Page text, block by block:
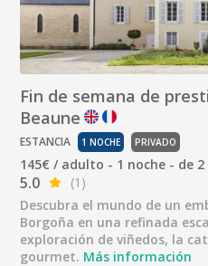
Fin de semana de
Beaune
ESTANCIA 1 NOCHE PRIVADO
145€ / adulto - 1 noche - de
5.0
(1)
Descubra el mundo de un
Borgoña en una refinada
exploración de viñedos, la
gourmet. Más información